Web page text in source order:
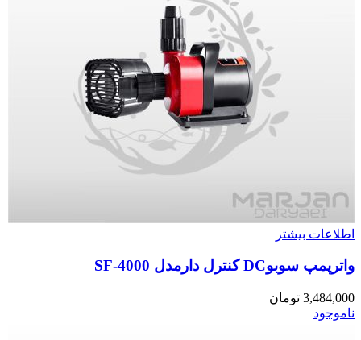
اطلاعات بیشتر
واترپمپ سوبوDC کنترل دارمدل SF-4000
3,484,000 تومان
ناموجود